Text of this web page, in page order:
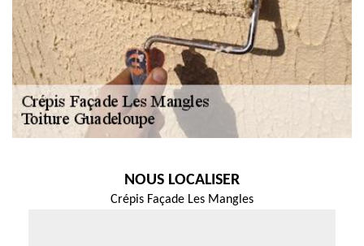
NOUS LOCALISER
Crépis Façade Les Mangles